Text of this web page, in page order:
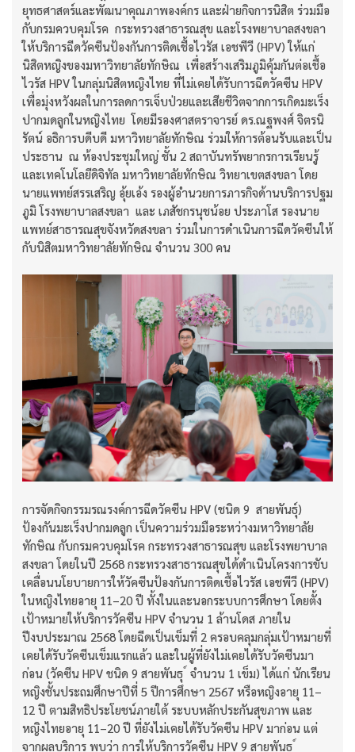
ยุทธศาสตร์และพัฒนาคุณภาพองค์กร และฝ่ายกิจการนิสิต ร่วมมือ
กับกรมควบคุมโรค กระทรวงสาธารณสุข และโรงพยาบาลสงขลา
ให้บริการฉีดวัคซีนป้องกันการติดเชื้อไวรัส เอชพีวี (HPV) ให้แก่
นิสิตหญิงของมหาวิทยาลัยทักษิณ เพื่อสร้างเสริมภูมิคุ้มกันต่อเชื้อ
ไวรัส HPV ในกลุ่มนิสิตหญิงไทย ที่ไม่เคยได้รับการฉีดวัคซีน HPV
เพื่อมุ่งหวังผลในการลดการเจ็บป่วยและเสียชีวิตจากการเกิดมะเร็ง
ปากมดลูกในหญิงไทย โดยมีรองศาสตราจารย์ ดร.ณฐพงศ์ จิตรนิ
รัตน์ อธิการบดีบดี มหาวิทยาลัยทักษิณ ร่วมให้การต้อนรับและเป็น
ประธาน ณ ห้องประชุมใหญ่ ชั้น 2 สถาบันทรัพยากรการเรียนรู้
และเทคโนโลยีดิจิทัล มหาวิทยาลัยทักษิณ วิทยาเขตสงขลา โดย
นายแพทย์สรรเสริญ อุ้ยเอ้ง รองผู้อำนวยการภารกิจด้านบริการปฐม
ภูมิ โรงพยาบาลสงขลา และ เภสัชกรนุชน้อย ประภาโส รองนาย
แพทย์สาธารณสุขจังหวัดสงขลา ร่วมในการดำเนินการฉีดวัคซีนให้
กับนิสิตมหาวิทยาลัยทักษิณ จำนวน 300 คน
การจัดกิจกรรมรณรงค์การฉีดวัคซีน HPV (ชนิด 9 สายพันธุ์)
ป้องกันมะเร็งปากมดลูก เป็นความร่วมมือระหว่างมหาวิทยาลัย
ทักษิณ กับกรมควบคุมโรค กระทรวงสาธารณสุข และโรงพยาบาล
สงขลา โดยในปี 2568 กระทรวงสาธารณสุขได้ดำเนินโครงการขับ
เคลื่อนนโยบายการให้วัคซีนป้องกันการติดเชื้อไวรัส เอชพีวี (HPV)
ในหญิงไทยอายุ 11–20 ปี ทั้งในและนอกระบบการศึกษา โดยตั้ง
เป้าหมายให้บริการวัคซีน HPV จำนวน 1 ล้านโดส ภายใน
ปีงบประมาณ 2568 โดยฉีดเป็นเข็มที่ 2 ครอบคลุมกลุ่มเป้าหมายที่
เคยได้รับวัคซีนเข็มแรกแล้ว และในผู้ที่ยังไม่เคยได้รับวัคซีนมา
ก่อน (วัคซีน HPV ชนิด 9 สายพันธุ ์ จำนวน 1 เข็ม) ได้แก่ นักเรียน
หญิงชั้นประถมศึกษาปีที่ 5 ปีการศึกษา 2567 หรือหญิงอายุ 11–
12 ปี ตามสิทธิประโยชน์ภายใต้ ระบบหลักประกันสุขภาพ และ
หญิงไทยอายุ 11–20 ปี ที่ยังไม่เคยได้รับวัคซีน HPV มาก่อน แต่
จากผลบริการ พบว่า การให้บริการวัคซีน HPV 9 สายพันธุ ์